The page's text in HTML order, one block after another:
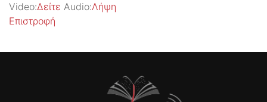
Video:Δείτε Audio:Λήψη
Επιστροφή